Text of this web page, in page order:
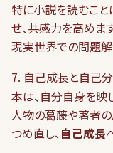
特に小説を読むこ
せ、共感力を高めま
現実世界での問題
7. 自己成長と自己
本は、自分自身を映
人物の葛藤や著者
つめ直し、自己成長